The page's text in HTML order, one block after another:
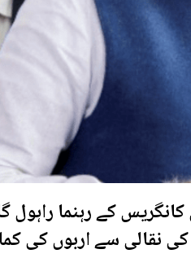
کانگریس کے رہنما
نقالی سے اربوں کی